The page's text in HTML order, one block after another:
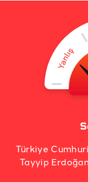
Türkiye
Tayyip